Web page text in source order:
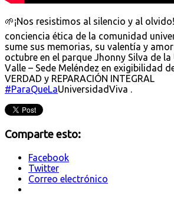
🌱¡Nos resistimos al silencio y al
conciencia ética de la comunidad
sume sus memorias, su valentía y
octubre en el parque Jhonny Silva de la
Valle – Sede Meléndez en exigibilidad
VERDAD y REPARACIÓN INTEGRAL
#ParaQueLaUniversidadViva .
Comparte esto:
Facebook
Twitter
Correo electrónico